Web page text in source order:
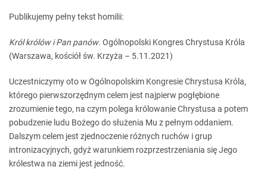
Publikujemy pełny tekst homilii:
Król królów i Pan panów. Ogólnopolski Kongres Chrystusa Króla
(Warszawa, kościół św. Krzyża – 5.11.2021)
Uczestniczymy oto w Ogólnopolskim Kongresie Chrystusa Króla,
którego pierwszorzędnym celem jest najpierw pogłębione
zrozumienie tego, na czym polega królowanie Chrystusa a potem
pobudzenie ludu Bożego do służenia Mu z pełnym oddaniem.
Dalszym celem jest zjednoczenie różnych ruchów i grup
intronizacyjnych, gdyż warunkiem rozprzestrzeniania się Jego
królestwa na ziemi jest jedność.